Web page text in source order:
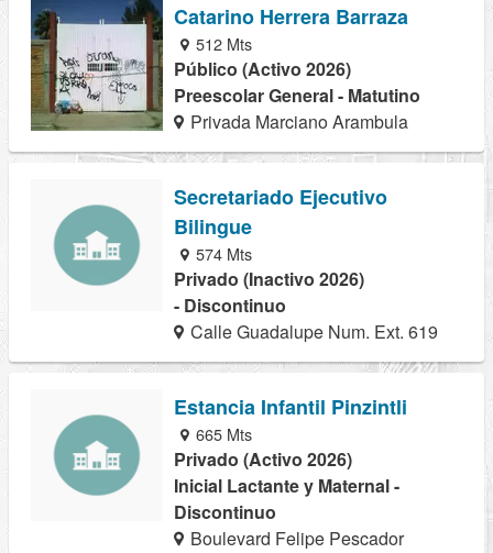
Catarino Herrera Barraza
512 Mts
Público (Activo 2026)
Preescolar General - Matutino
Privada Marciano Arambula
Secretariado Ejecutivo
Bilingue
574 Mts
Privado (Inactivo 2026)
- Discontinuo
Calle Guadalupe Num. Ext. 619
Estancia Infantil Pinzintli
665 Mts
Privado (Activo 2026)
Inicial Lactante y Maternal -
Discontinuo
Boulevard Felipe Pescador